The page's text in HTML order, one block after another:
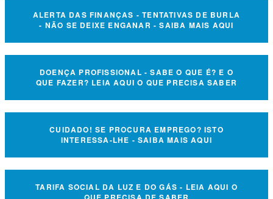
ALERTA DAS FINANÇAS - TENTATIVAS DE BURLA
- NÃO SE DEIXE ENGANAR - SAIBA MAIS AQUI
DOENÇA PROFISSIONAL - SABE O QUE É? E O
QUE FAZER? LEIA AQUI O QUE PRECISA SABER
CUIDADO! SE PROCURA EMPREGO? ISTO
INTERESSA-LHE - SAIBA MAIS AQUI
TARIFA SOCIAL DA LUZ E DO GÁS - LEIA AQUI O